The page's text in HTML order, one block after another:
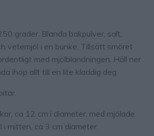
grader. Blanda bakpulver, salt,
vetemjöl i en bunke. Tillsätt smöret
med mjölblandningen. Häll ner
ihop allt till en lite kladdig deg.
ca 12 cm i diameter, med mjölade
i mitten, ca 3 cm diameter.